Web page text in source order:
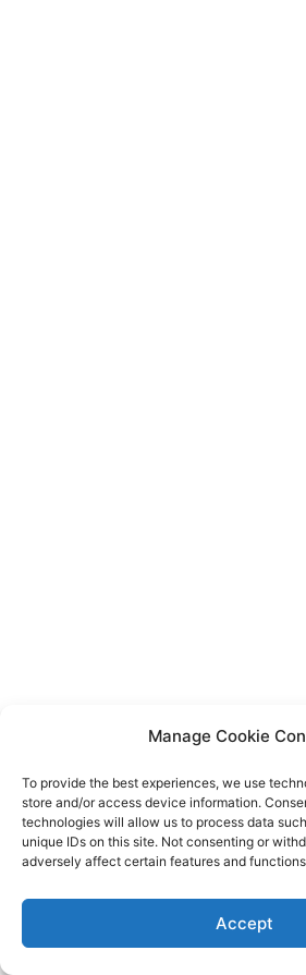
Manage Cookie
To provide the best experiences, we use
store and/or access device information.
technologies will allow us to process data
unique IDs on this site. Not consenting or
adversely affect certain features and
Accept